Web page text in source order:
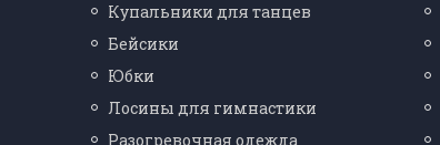
Купальники для танцев
Бейсики
Юбки
Лосины для гимнастики
Разогревочная одежда